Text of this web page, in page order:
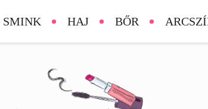
SMINK HAJ BŐR